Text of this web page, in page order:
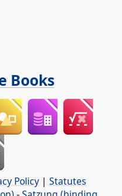
Books
Policy | Statutes